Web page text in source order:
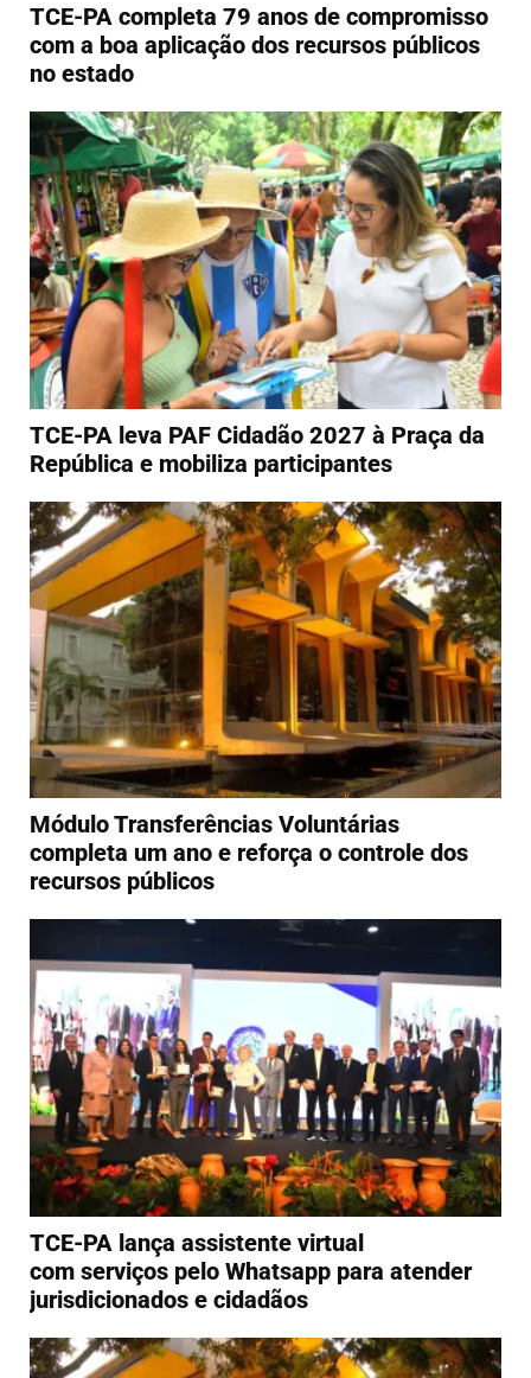
TCE-PA completa 79 anos de compromisso
com a boa aplicação dos recursos públicos
no estado
TCE-PA leva PAF Cidadão 2027 à Praça da
República e mobiliza participantes
Módulo Transferências Voluntárias
completa um ano e reforça o controle dos
recursos públicos
TCE-PA lança assistente virtual
com serviços pelo Whatsapp para atender
jurisdicionados e cidadãos